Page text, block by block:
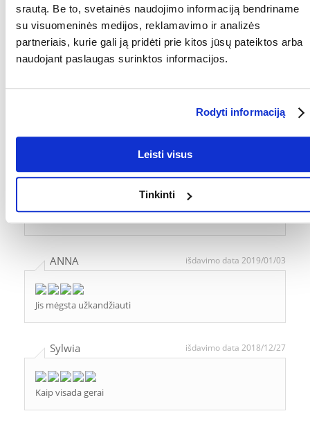
srautą. Be to, svetainės naudojimo informaciją bendriname
su visuomeninės medijos, reklamavimo ir analizės
partneriais, kurie gali ją pridėti prie kitos jūsų pateiktos arba
naudojant paslaugas surinktos informacijos.
Rodyti informaciją
Leisti visus
Tinkinti
Patikrinę atsiliepimus, paskelbsime ir teigiamus, ir neigiamus
atsiliepimus.
Atsiliepimai
Maciej išdavimo data 2019/06/05
ANNA išdavimo data 2019/01/03
Jis mėgsta užkandžiauti
Sylwia išdavimo data 2018/12/27
Kaip visada gerai